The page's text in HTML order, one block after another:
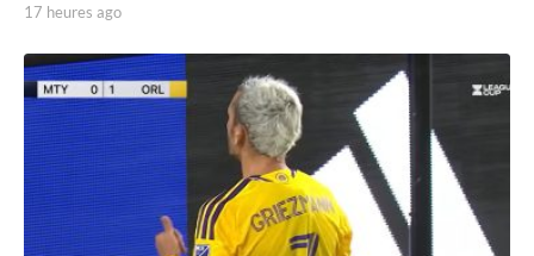
17 heures ago
h
e
u
r
e
s
g